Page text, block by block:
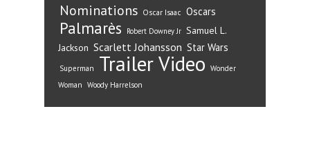
Nominations Oscar Isaac Oscars
Palmarès Robert Downey Jr Samuel L.
Jackson Scarlett Johansson Star Wars
Superman TrailerVideo Wonder
Woman Woody Harrelson